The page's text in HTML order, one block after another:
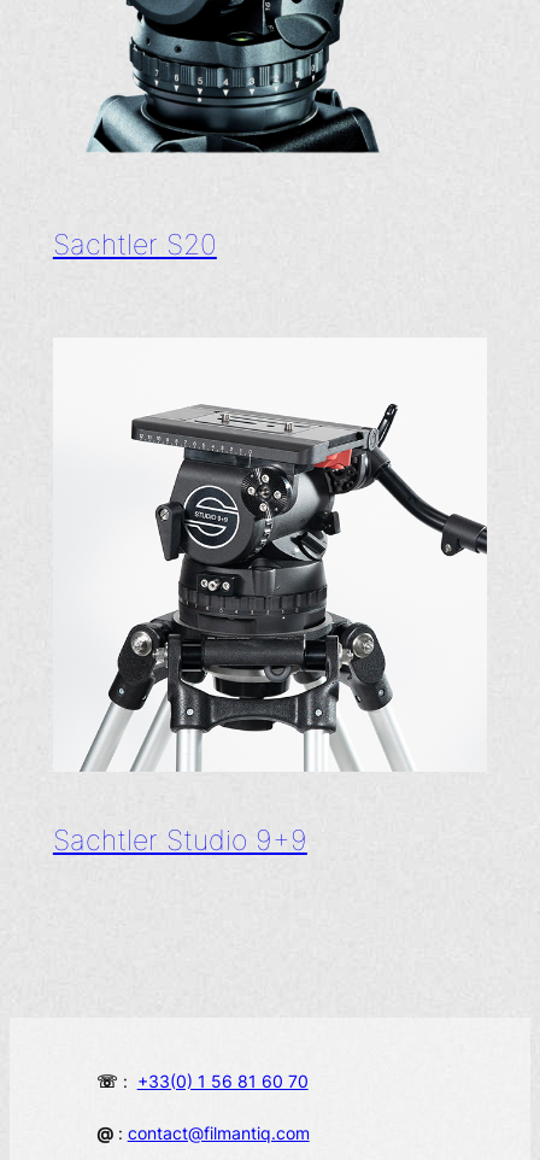
Sachtler S20
Sachtler Studio 9+9
☏ : +33(0) 1 56 81 60 70
@: contact@filmantiq.com